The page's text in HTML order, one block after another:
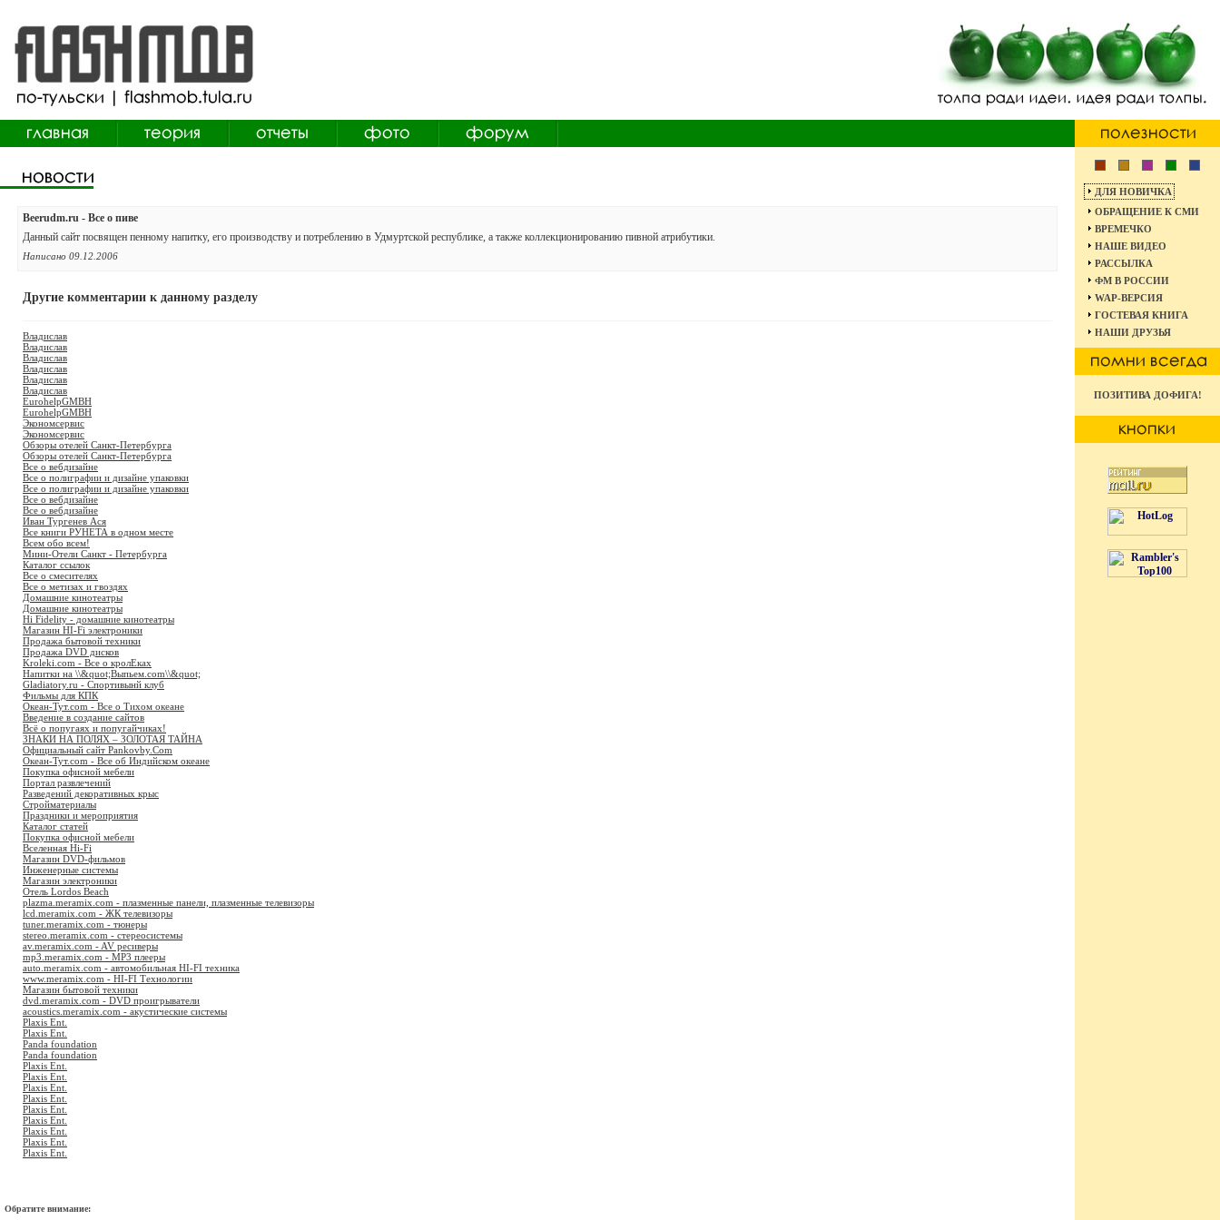
Beerudm.ru - Все о пиве
Данный сайт посвящен пенному напитку, его производству и потреблению в Удмуртской республике, а также коллекционированию пивной атрибутики.
Написано 09.12.2006
Другие комментарии к данному разделу
Владислав
Владислав
Владислав
Владислав
Владислав
Владислав
EurohelpGMBH
EurohelpGMBH
Экономсервис
Экономсервис
Обзоры отелей Санкт-Петербурга
Обзоры отелей Санкт-Петербурга
Все о вебдизайне
Все о полиграфии и дизайне упаковки
Все о полиграфии и дизайне упаковки
Все о вебдизайне
Все о вебдизайне
Иван Тургенев Ася
Все книги РУНЕТА в одном месте
Всем обо всем!
Мини-Отели Санкт - Петербурга
Каталог ссылок
Все о смесителях
Все о метизах и гвоздях
Домашние кинотеатры
Домашние кинотеатры
Hi Fidelity - домашние кинотеатры
Магазин HI-Fi электроники
Продажа бытовой техники
Продажа DVD дисков
Kroleki.com - Все о кролЕках
Напитки на \\&quot;Выпьем.com\\&quot;
Gladiatory.ru - Спортивынй клуб
Фильмы для КПК
Океан-Тут.com - Все о Тихом океане
Введение в создание сайтов
Всё о попугаях и попугайчиках!
ЗНАКИ НА ПОЛЯХ – ЗОЛОТАЯ ТАЙНА
Официальный сайт Pankovby.Com
Океан-Тут.com - Все об Индийском океане
Покупка офисной мебели
Портал развлечений
Разведений декоративных крыс
Стройматериалы
Праздники и мероприятия
Каталог статей
Покупка офисной мебели
Вселенная Hi-Fi
Магазин DVD-фильмов
Инженерные системы
Магазин электроники
Отель Lordos Beach
plazma.meramix.com - плазменные панели, плазменные телевизоры
lcd.meramix.com - ЖК телевизоры
tuner.meramix.com - тюнеры
stereo.meramix.com - стереосистемы
av.meramix.com - AV ресиверы
mp3.meramix.com - MP3 плееры
auto.meramix.com - автомобильная HI-FI техника
www.meramix.com - HI-FI Технологии
Магазин бытовой техники
dvd.meramix.com - DVD проигрыватели
acoustics.meramix.com - акустические системы
Plaxis Ent.
Plaxis Ent.
Panda foundation
Panda foundation
Plaxis Ent.
Plaxis Ent.
Plaxis Ent.
Plaxis Ent.
Plaxis Ent.
Plaxis Ent.
Plaxis Ent.
Plaxis Ent.
Plaxis Ent.
Обратите внимание:
ДЛЯ НОВИЧКА
ОБРАЩЕНИЕ К СМИ
ВРЕМЕЧКО
НАШЕ ВИДЕО
РАССЫЛКА
ФМ В РОССИИ
WAP-ВЕРСИЯ
ГОСТЕВАЯ КНИГА
НАШИ ДРУЗЬЯ
ПОЗИТИВА ДОФИГА!